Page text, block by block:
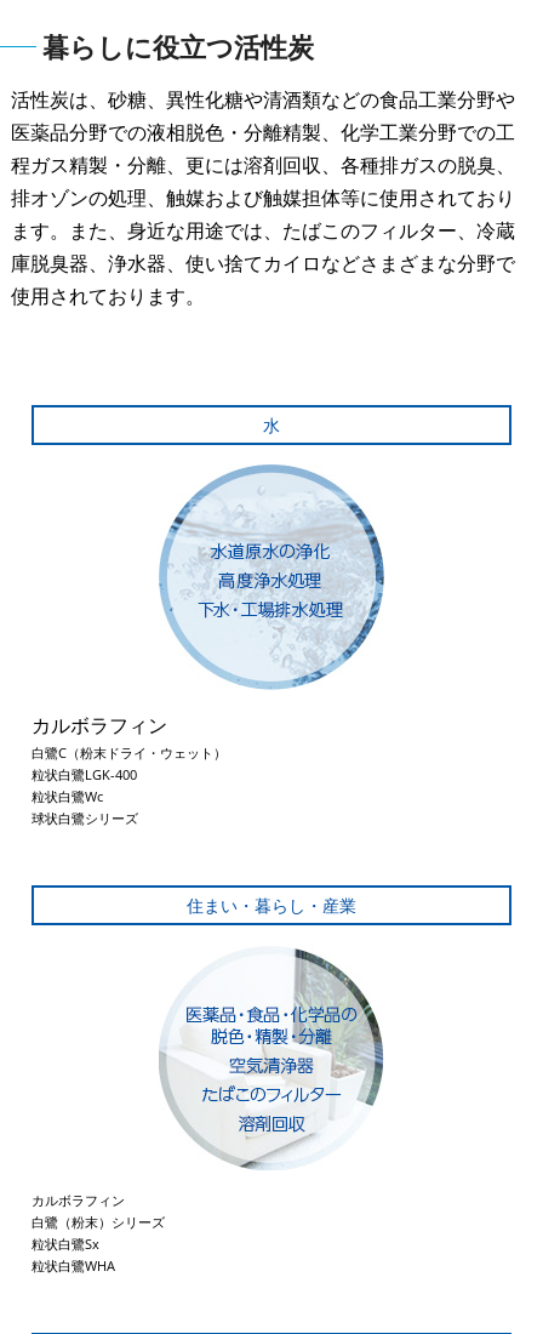
暮らしに役立つ活性炭
活性炭は、砂糖、異性化糖や清酒類などの食品工業分野や
医薬品分野での液相脱色・分離精製、化学工業分野での工
程ガス精製・分離、更には溶剤回収、各種排ガスの脱臭、
排オゾンの処理、触媒および触媒担体等に使用されており
ます。また、身近な用途では、たばこのフィルター、冷蔵
庫脱臭器、浄水器、使い捨てカイロなどさまざまな分野で
使用されております。
水
カルボラフィン
白鷺C（粉末ドライ・ウェット）
粒状白鷺LGK-400
粒状白鷺Wc
球状白鷺シリーズ
住まい・暮らし・産業
カルボラフィン
白鷺（粉末）シリーズ
粒状白鷺Sx
粒状白鷺WHA